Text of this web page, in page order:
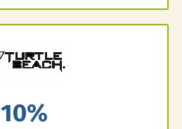
10%